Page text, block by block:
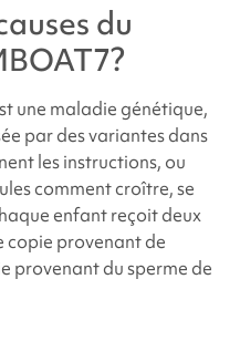
du
?
une maladie génétique,
par des variantes dans
les instructions, ou
comment croître, se
enfant reçoit deux
copie provenant de
provenant du sperme de